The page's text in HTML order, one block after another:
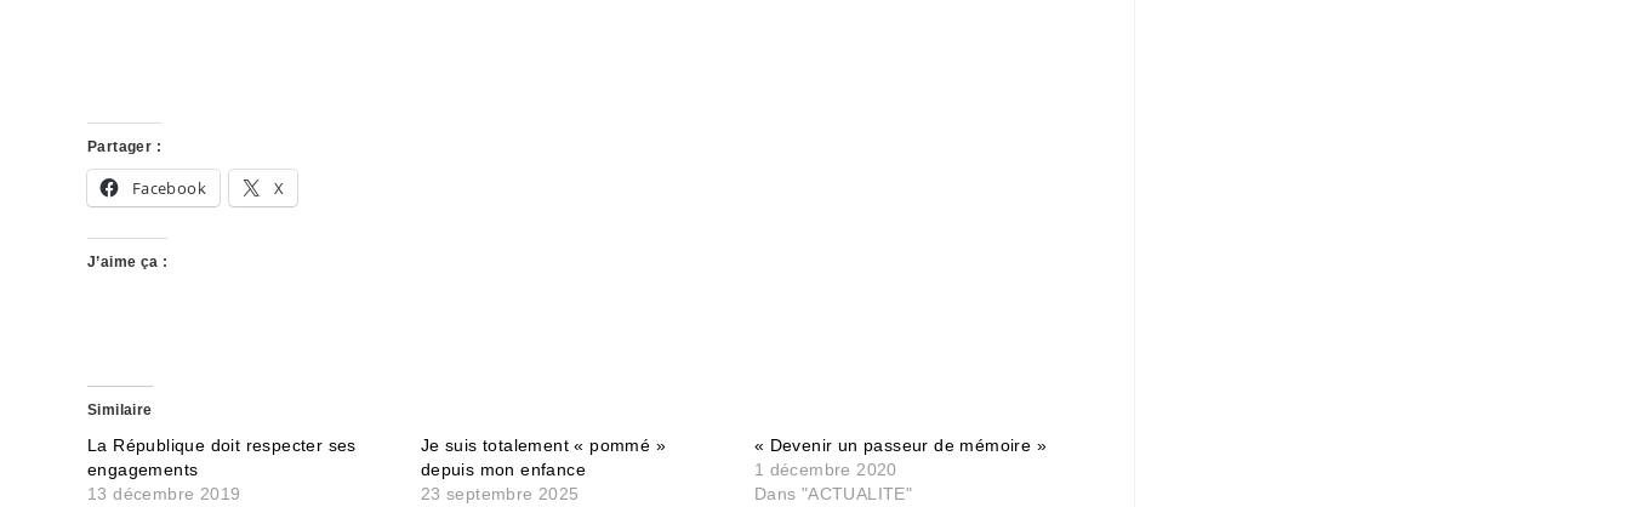
Partager :
Facebook X
J’aime ça :
Similaire
La République doit respecter ses
engagements
13 décembre 2019
Je suis totalement « pommé »
depuis mon enfance
23 septembre 2025
« Devenir un passeur de mémoire »
1 décembre 2020
Dans "ACTUALITE"